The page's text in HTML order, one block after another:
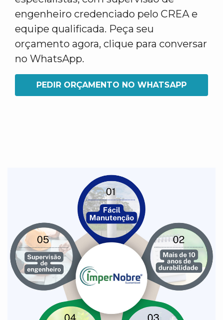
engenheiro credenciado pelo CREA e
equipe qualificada. Peça seu
orçamento agora, clique para conversar
no WhatsApp.
PEDIR ORÇAMENTO NO WHATSAPP